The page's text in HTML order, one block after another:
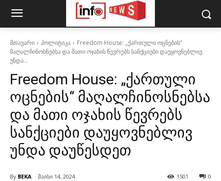
მთავარი პოლიტიკა
Freedom House: „ქართული ოცნების“
მაღალჩინოსნებსა და მათი ოჯახის წევრებს სანქციები დაუყოვნებლივ
უნდა...
Freedom House: „ქართული
ოცნების“ მაღალჩინოსნებსა
და მათი ოჯახის წევრებს
სანქციები დაუყოვნებლივ
უნდა დაუწესდეთ
By BEKA მაისი 14, 2024 0
1501